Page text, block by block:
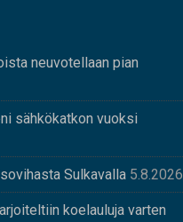
neuvotellaan pian
sähkökatkon vuoksi
Sulkavalla 5.8.2026
koelauluja varten